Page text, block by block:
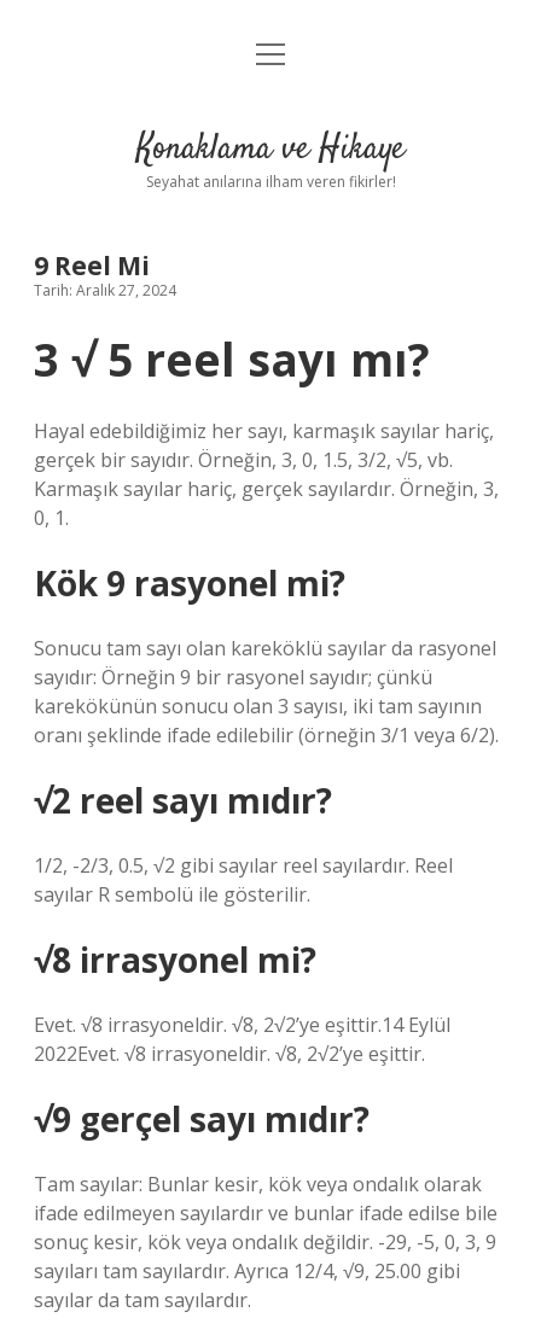
Anasayfa
Yasal Uyarı
menüyü
Konaklama ve Hikaye
Seyahat anılarına ilham veren fikirler!
9 Reel Mi
Tarih: Aralık 27, 2024
3 √ 5 reel sayı mı?
Hayal edebildiğimiz her sayı, karmaşık sayılar hariç,
gerçek bir sayıdır. Örneğin, 3, 0, 1.5, 3/2, √5, vb.
Karmaşık sayılar hariç, gerçek sayılardır. Örneğin, 3,
0, 1.
Kök 9 rasyonel mi?
Sonucu tam sayı olan kareköklü sayılar da rasyonel
sayıdır: Örneğin 9 bir rasyonel sayıdır; çünkü
karekökünün sonucu olan 3 sayısı, iki tam sayının
oranı şeklinde ifade edilebilir (örneğin 3/1 veya 6/2).
√2 reel sayı mıdır?
1/2, -2/3, 0.5, √2 gibi sayılar reel sayılardır. Reel
sayılar R sembolü ile gösterilir.
√8 irrasyonel mi?
Evet. √8 irrasyoneldir. √8, 2√2’ye eşittir.14 Eylül
2022Evet. √8 irrasyoneldir. √8, 2√2’ye eşittir.
√9 gerçel sayı mıdır?
Tam sayılar: Bunlar kesir, kök veya ondalık olarak
ifade edilmeyen sayılardır ve bunlar ifade edilse bile
sonuç kesir, kök veya ondalık değildir. -29, -5, 0, 3, 9
sayıları tam sayılardır. Ayrıca 12/4, √9, 25.00 gibi
sayılar da tam sayılardır.